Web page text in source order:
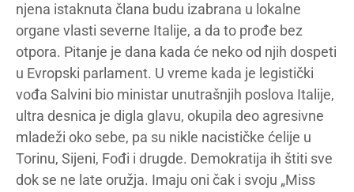
njena istaknuta člana budu izabrana u lokalne
organe vlasti severne Italije, a da to prođe bez
otpora. Pitanje je dana kada će neko od njih dospeti
u Evropski parlament. U vreme kada je legistički
vođa Salvini bio ministar unutrašnjih poslova Italije,
ultra desnica je digla glavu, okupila deo agresivne
mladeži oko sebe, pa su nikle nacističke ćelije u
Torinu, Sijeni, Fođi i drugde. Demokratija ih štiti sve
dok se ne late oružja. Imaju oni čak i svoju „Miss